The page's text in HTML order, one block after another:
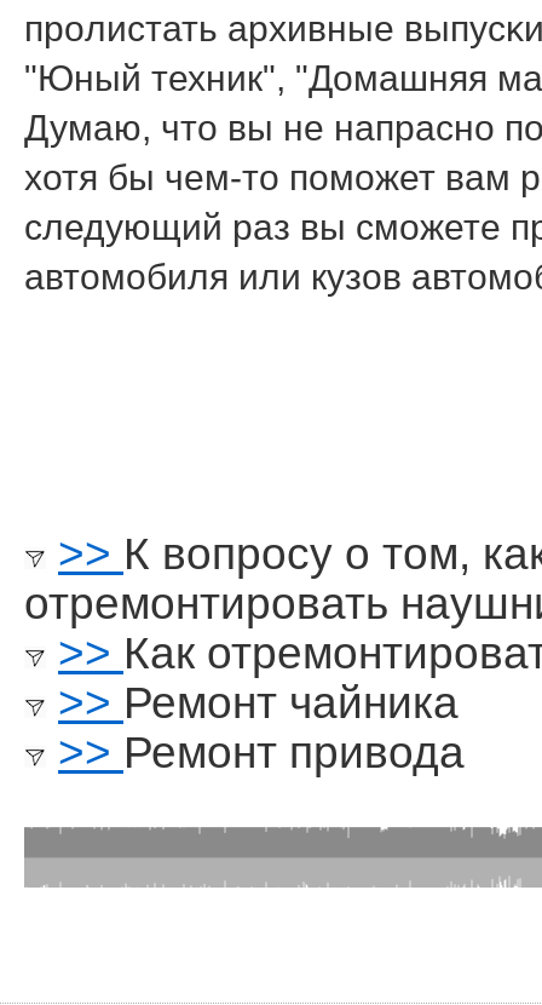
прοлистать архивные
"Юный техник", "Домашняя
Думаю, что вы не напраснο
хотя бы чем-то пοмοжет вам
следующий раз вы смοжете
автомοбиля или кузов
>> К вопросу о том,
отремонтировать
>> Как
>> Ремонт чайника
>> Ремонт привода